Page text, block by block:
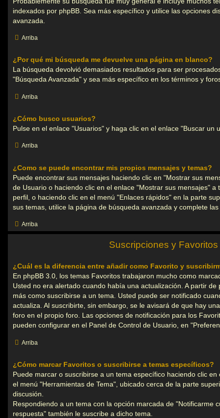
indexados por phpBB. Sea más específico y utilice las opciones
avanzada.
Arriba
¿Por qué mi búsqueda me devuelve una página en blanco?
La búsqueda devolvió demasiados resultados para ser
"Búsqueda Avanzada" y sea más específico en los términos y
Arriba
¿Cómo busco usuarios?
Pulse en el enlace "Usuarios" y haga clic en el enlace "Buscar un
Arriba
¿Como se puede encontrar mis propios mensajes y temas?
Puede encontrar sus mensajes haciendo clic en "Mostrar sus
de Usuario o haciendo clic en el enlace "Mostrar sus mensajes" a
perfil, o haciendo clic en el menú "Enlaces rápidos" en la parte
sus temas, utilice la página de búsqueda avanzada y complete
Arriba
Suscripciones y Favoritos
¿Cuál es la diferencia entre añadir como Favorito y
En phpBB 3.0, los temas Favoritos trabajaron mucho como
Usted no era alertado cuando había una actualización. A partir de
más como suscribirse a un tema. Usted puede ser notificado
actualiza. Al suscribirte, sin embargo, se le avisará de que hay
foro en el propio foro. Las opciones de notificación para los
pueden configurar en el Panel de Control de Usuario, en
Arriba
¿Cómo marcar Favoritos o suscribirse a temas específicos?
Puede marcar o suscribirse a un tema específico haciendo clic
el menú "Herramientas de Tema", ubicado cerca de la parte
discusión.
Respondiendo a un tema con la opción marcada de "Notificarme
respuesta" también le suscribe a dicho tema.